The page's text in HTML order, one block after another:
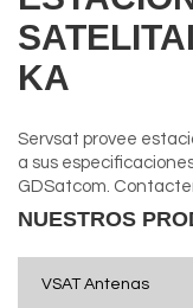
KA
Servsat provee
a sus
GDSatcom.
NUESTROS
VSAT Antenas